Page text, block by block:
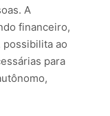
A
financeiro,
possibilita ao
para